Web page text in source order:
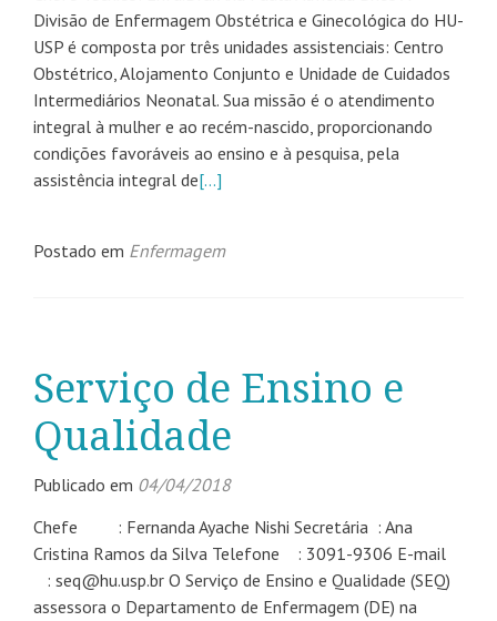
Divisão de Enfermagem Obstétrica e Ginecológica do HU-
USP é composta por três unidades assistenciais: Centro
Obstétrico, Alojamento Conjunto e Unidade de Cuidados
Intermediários Neonatal. Sua missão é o atendimento
integral à mulher e ao recém-nascido, proporcionando
condições favoráveis ao ensino e à pesquisa, pela
assistência integral de[…]
Postado em Enfermagem
Serviço de Ensino e
Qualidade
Publicado em 04/04/2018
Chefe : Fernanda Ayache Nishi Secretária : Ana
Cristina Ramos da Silva Telefone : 3091-9306 E-mail
: seq@hu.usp.br O Serviço de Ensino e Qualidade (SEQ)
assessora o Departamento de Enfermagem (DE) na